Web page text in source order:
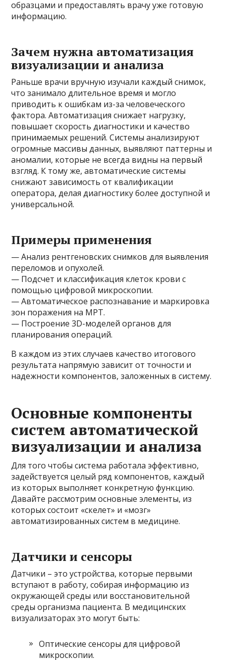
образцами и предоставлять врачу уже готовую
информацию.
Зачем нужна автоматизация
визуализации и анализа
Раньше врачи вручную изучали каждый снимок,
что занимало длительное время и могло
приводить к ошибкам из-за человеческого
фактора. Автоматизация снижает нагрузку,
повышает скорость диагностики и качество
принимаемых решений. Системы анализируют
огромные массивы данных, выявляют паттерны и
аномалии, которые не всегда видны на первый
взгляд. К тому же, автоматические системы
снижают зависимость от квалификации
оператора, делая диагностику более доступной и
универсальной.
Примеры применения
— Анализ рентгеновских снимков для выявления
переломов и опухолей.
— Подсчет и классификация клеток крови с
помощью цифровой микроскопии.
— Автоматическое распознавание и маркировка
зон поражения на МРТ.
— Построение 3D-моделей органов для
планирования операций.
В каждом из этих случаев качество итогового
результата напрямую зависит от точности и
надежности компонентов, заложенных в систему.
Основные компоненты
систем автоматической
визуализации и анализа
Для того чтобы система работала эффективно,
задействуется целый ряд компонентов, каждый
из которых выполняет конкретную функцию.
Давайте рассмотрим основные элементы, из
которых состоит «скелет» и «мозг»
автоматизированных систем в медицине.
Датчики и сенсоры
Датчики – это устройства, которые первыми
вступают в работу, собирая информацию из
окружающей среды или восстановительной
среды организма пациента. В медицинских
визуализаторах это могут быть:
Оптические сенсоры для цифровой
микроскопии.